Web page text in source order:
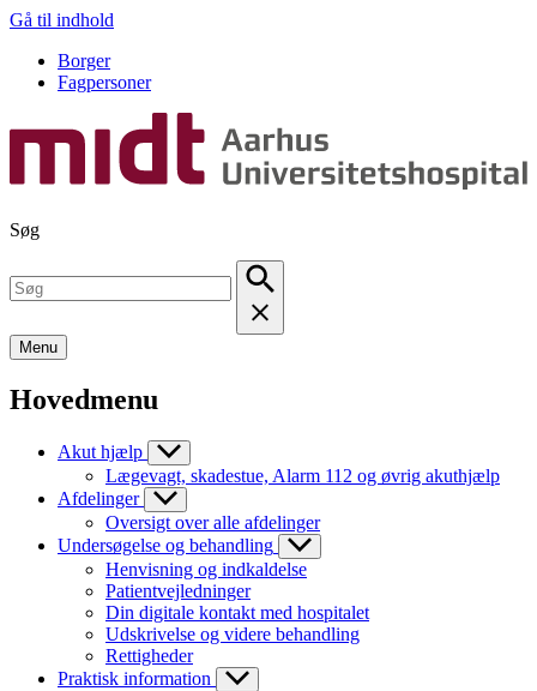
Gå til indhold
Borger
Fagpersoner
Søg
Menu
Hovedmenu
Akut hjælp
Lægevagt, skadestue, Alarm 112 og øvrig akuthjælp
Afdelinger
Oversigt over alle afdelinger
Undersøgelse og behandling
Henvisning og indkaldelse
Patientvejledninger
Din digitale kontakt med hospitalet
Udskrivelse og videre behandling
Rettigheder
Praktisk information